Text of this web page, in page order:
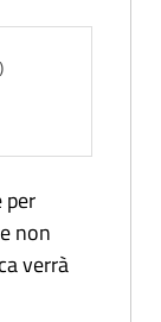
per
non
verrà